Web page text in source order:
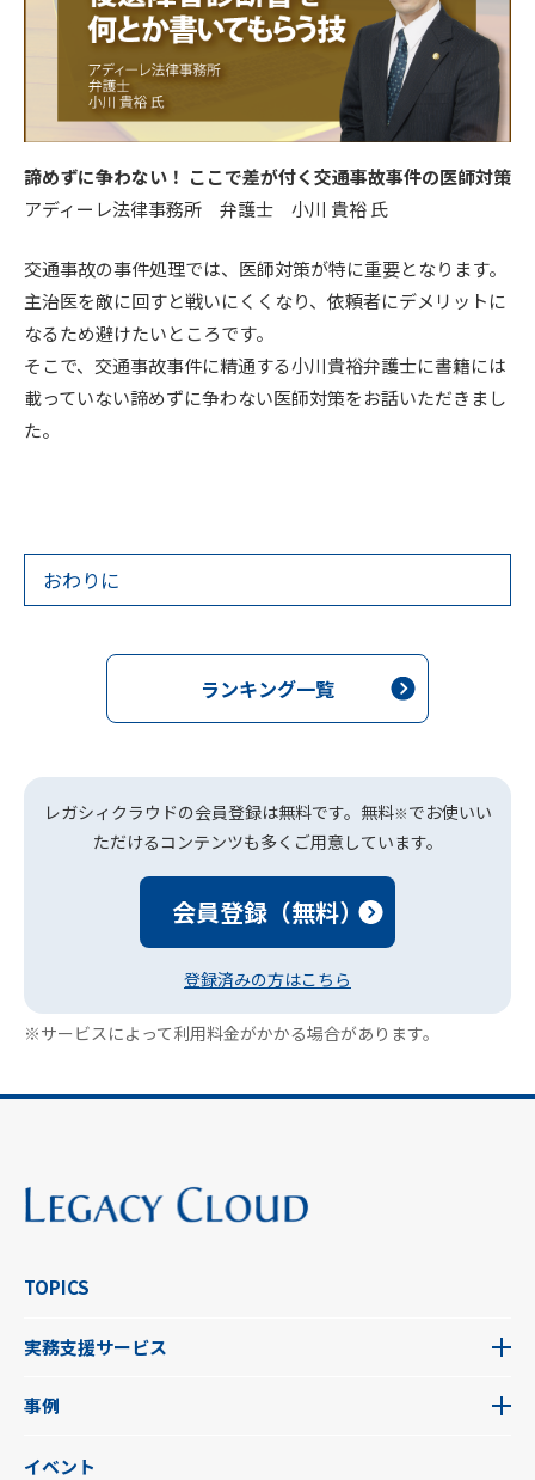
諦めずに争わない！ ここで差が付く交通事故事件の医師対策
アディーレ法律事務所 弁護士 小川 貴裕 氏
交通事故の事件処理では、医師対策が特に重要となります。
主治医を敵に回すと戦いにくくなり、依頼者にデメリットに
なるため避けたいところです。
そこで、交通事故事件に精通する小川貴裕弁護士に書籍には
載っていない諦めずに争わない医師対策をお話いただきまし
た。
おわりに
ランキング一覧
レガシィクラウドの会員登録は無料です。無料※でお使いい
ただけるコンテンツも多くご用意しています。
会員登録（無料）
登録済みの方はこちら
※サービスによって利用料金がかかる場合があります。
TOPICS
実務支援サービス
事例
イベント